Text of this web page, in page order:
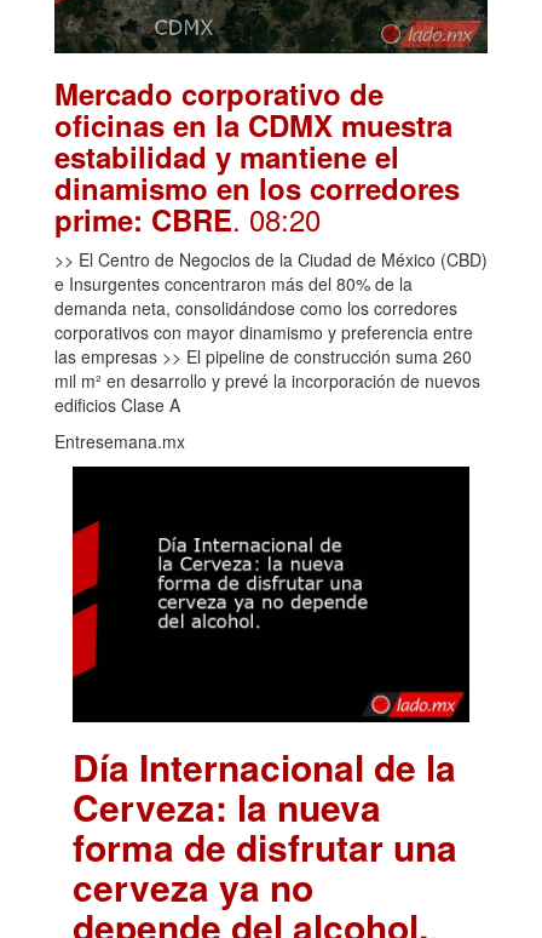
Mercado corporativo de
oficinas en la CDMX muestra
estabilidad y mantiene el
dinamismo en los corredores
prime: CBRE. 08:20
>> El Centro de Negocios de la Ciudad de México (CBD)
e Insurgentes concentraron más del 80% de la
demanda neta, consolidándose como los corredores
corporativos con mayor dinamismo y preferencia entre
las empresas >> El pipeline de construcción suma 260
mil m² en desarrollo y prevé la incorporación de nuevos
edificios Clase A
Entresemana.mx
Día Internacional de la
Cerveza: la nueva
forma de disfrutar una
cerveza ya no
depende del alcohol..